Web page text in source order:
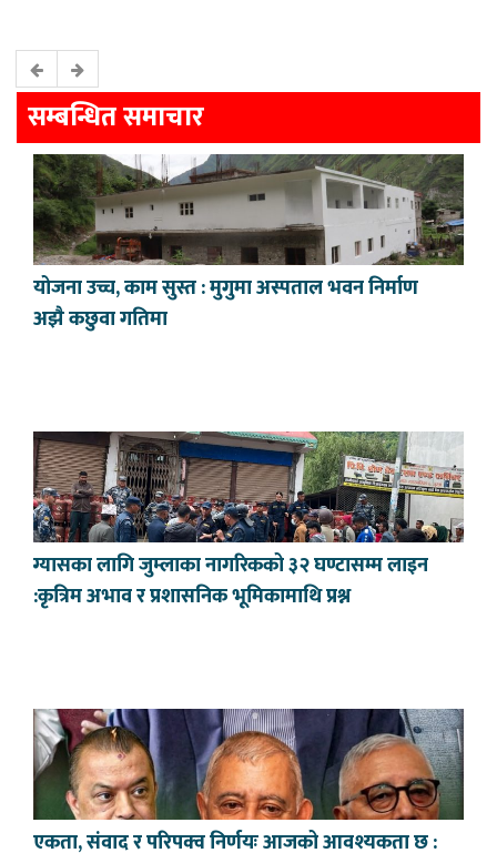
सम्बन्धित समाचार
योजना उच्च, काम सुस्त : मुगुमा अस्पताल भवन निर्माण
अझै कछुवा गतिमा
ग्यासका लागि जुम्लाका नागरिकको ३२ घण्टासम्म लाइन
:कृत्रिम अभाव र प्रशासनिक भूमिकामाथि प्रश्न
एकता, संवाद र परिपक्व निर्णयः आजको आवश्यकता छ :